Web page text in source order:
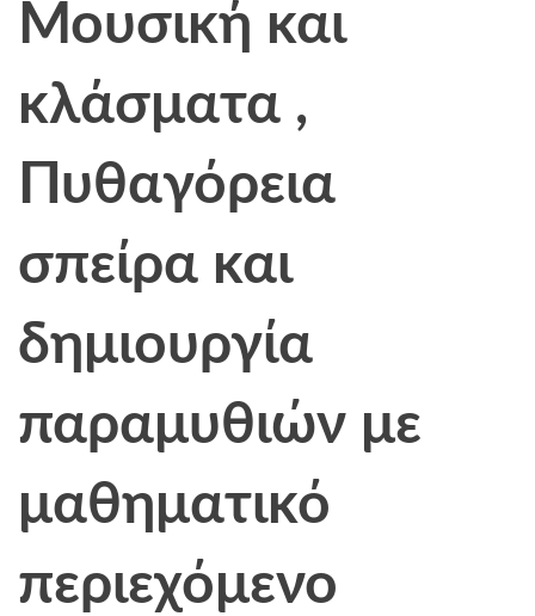
Μουσική και
κλάσματα ,
Πυθαγόρεια
σπείρα και
δημιουργία
παραμυθιών με
μαθηματικό
περιεχόμενο